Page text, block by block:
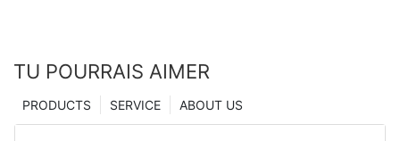
TU POURRAIS AIMER
ABOUT US
SERVICE
PRODUCTS